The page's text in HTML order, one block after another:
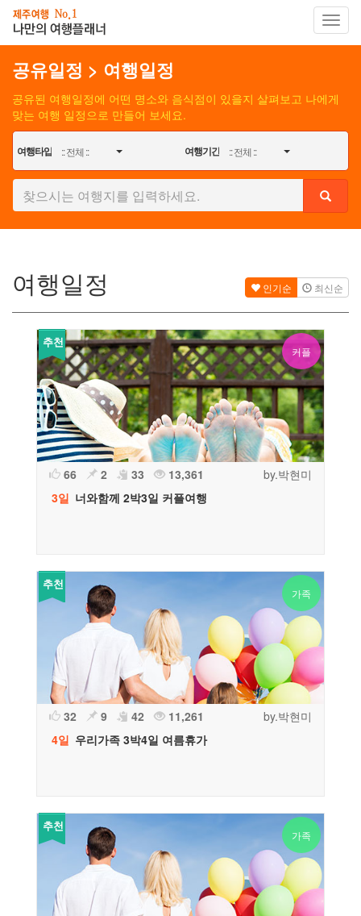
공유일정 > 여행일정
공유된 여행일정에 어떤 명소와 음식점이 있을지 살펴보고 나에게
맞는 여행 일정으로 만들어 보세요.
여행타입 :: 전체 :: 여행기간 :: 전체 ::
여행일정 인기순 최신순
커플
추천
66 2 33 13,361
by.박현미
3일 너와함께 2박3일 커플여행
가족
추천
32 9 42 11,261
by.박현미
4일 우리가족 3박4일 여름휴가
가족
추천